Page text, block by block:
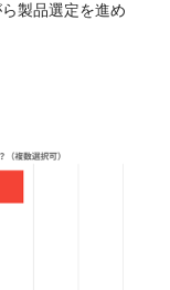
製品選定を進め